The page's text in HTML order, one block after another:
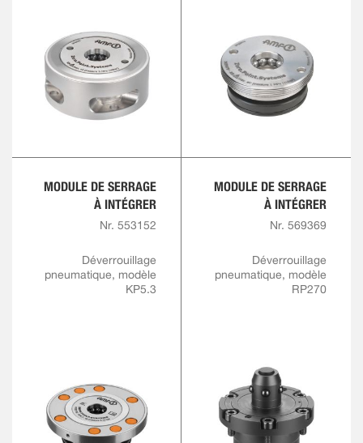
MODULE DE SERRAGE
À INTÉGRER
Nr. 553152
Déverrouillage
pneumatique, modèle
KP5.3
MODULE DE SERRAGE
À INTÉGRER
Nr. 569369
Déverrouillage
pneumatique, modèle
RP270